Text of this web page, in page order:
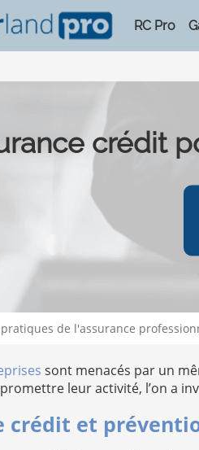
RC Pro
crédit
pratiques de l'assurance
sont menacés par un
leur activité, l’on a
crédit et